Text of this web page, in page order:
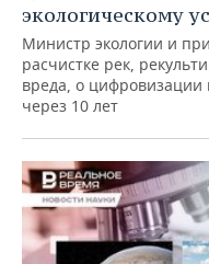
экологическому
Министр экологии и
расчистке рек,
вреда, о цифровизации
через 10 лет